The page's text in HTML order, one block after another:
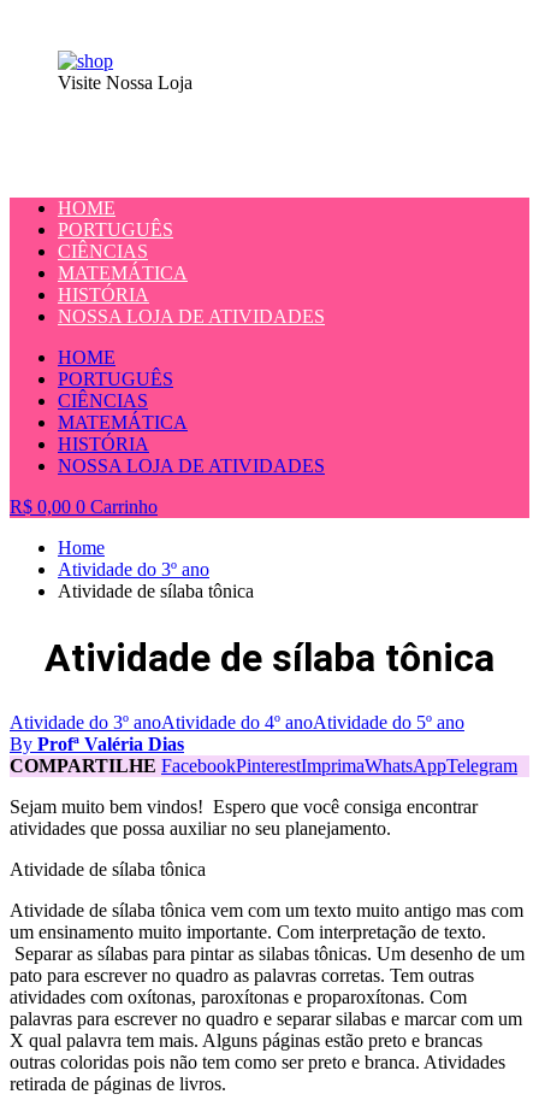
Visite Nossa Loja
HOME
PORTUGUÊS
CIÊNCIAS
MATEMÁTICA
HISTÓRIA
NOSSA LOJA DE ATIVIDADES
HOME
PORTUGUÊS
CIÊNCIAS
MATEMÁTICA
HISTÓRIA
NOSSA LOJA DE ATIVIDADES
R$ 0,00 0 Carrinho
Home
Atividade do 3º ano
Atividade de sílaba tônica
Atividade de sílaba tônica
Atividade do 3º anoAtividade do 4º anoAtividade do 5º ano
By Profª Valéria Dias
COMPARTILHE FacebookPinterestImprimaWhatsAppTelegram
Sejam muito bem vindos! Espero que você consiga encontrar
atividades que possa auxiliar no seu planejamento.
Atividade de sílaba tônica
Atividade de sílaba tônica vem com um texto muito antigo mas com
um ensinamento muito importante. Com interpretação de texto.
Separar as sílabas para pintar as silabas tônicas. Um desenho de um
pato para escrever no quadro as palavras corretas. Tem outras
atividades com oxítonas, paroxítonas e proparoxítonas. Com
palavras para escrever no quadro e separar silabas e marcar com um
X qual palavra tem mais. Alguns páginas estão preto e brancas
outras coloridas pois não tem como ser preto e branca. Atividades
retirada de páginas de livros.